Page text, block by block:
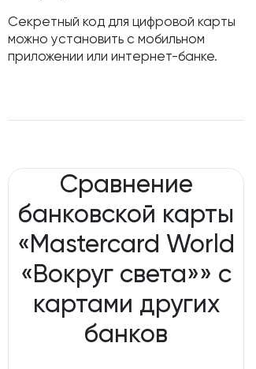
Секретный код для цифровой карты
можно установить с мобильном
приложении или интернет-банке.
Сравнение
банковской карты
«Mastercard World
«Вокруг света»» с
картами других
банков